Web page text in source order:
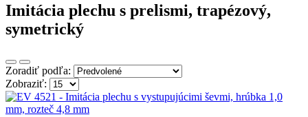
Imitácia plechu s prelismi, trapézový,
symetrický
Zoradiť podľa:
Zobraziť: